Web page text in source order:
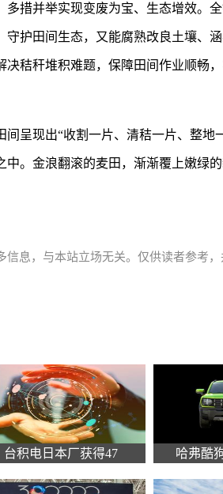
措并举实现变废为宝、生态增效。
护田间生态，又能腐熟改良土壤、
秸秆堆积难题，保障田间作业顺畅
呈现出“收割一片、清秸一片、整地
。金浪翻滚的麦田，渐渐覆上嫩绿
息，与本站立场无关。仅供读者参考
台积电日本厂获得47 哈弗酷